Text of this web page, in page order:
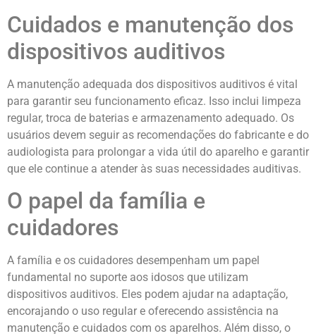
Cuidados e manutenção dos
dispositivos auditivos
A manutenção adequada dos dispositivos auditivos é vital
para garantir seu funcionamento eficaz. Isso inclui limpeza
regular, troca de baterias e armazenamento adequado. Os
usuários devem seguir as recomendações do fabricante e do
audiologista para prolongar a vida útil do aparelho e garantir
que ele continue a atender às suas necessidades auditivas.
O papel da família e
cuidadores
A família e os cuidadores desempenham um papel
fundamental no suporte aos idosos que utilizam
dispositivos auditivos. Eles podem ajudar na adaptação,
encorajando o uso regular e oferecendo assistência na
manutenção e cuidados com os aparelhos. Além disso, o